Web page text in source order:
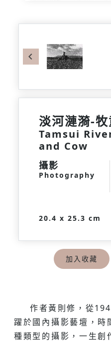
Previous
淡河漣漪-
Tamsui
and Cow
攝影
Photography
20.4 x 25.3 cm
加入收藏
作者黃則修，從
躍於國內攝影藝壇，時
種類型的攝影，一生創